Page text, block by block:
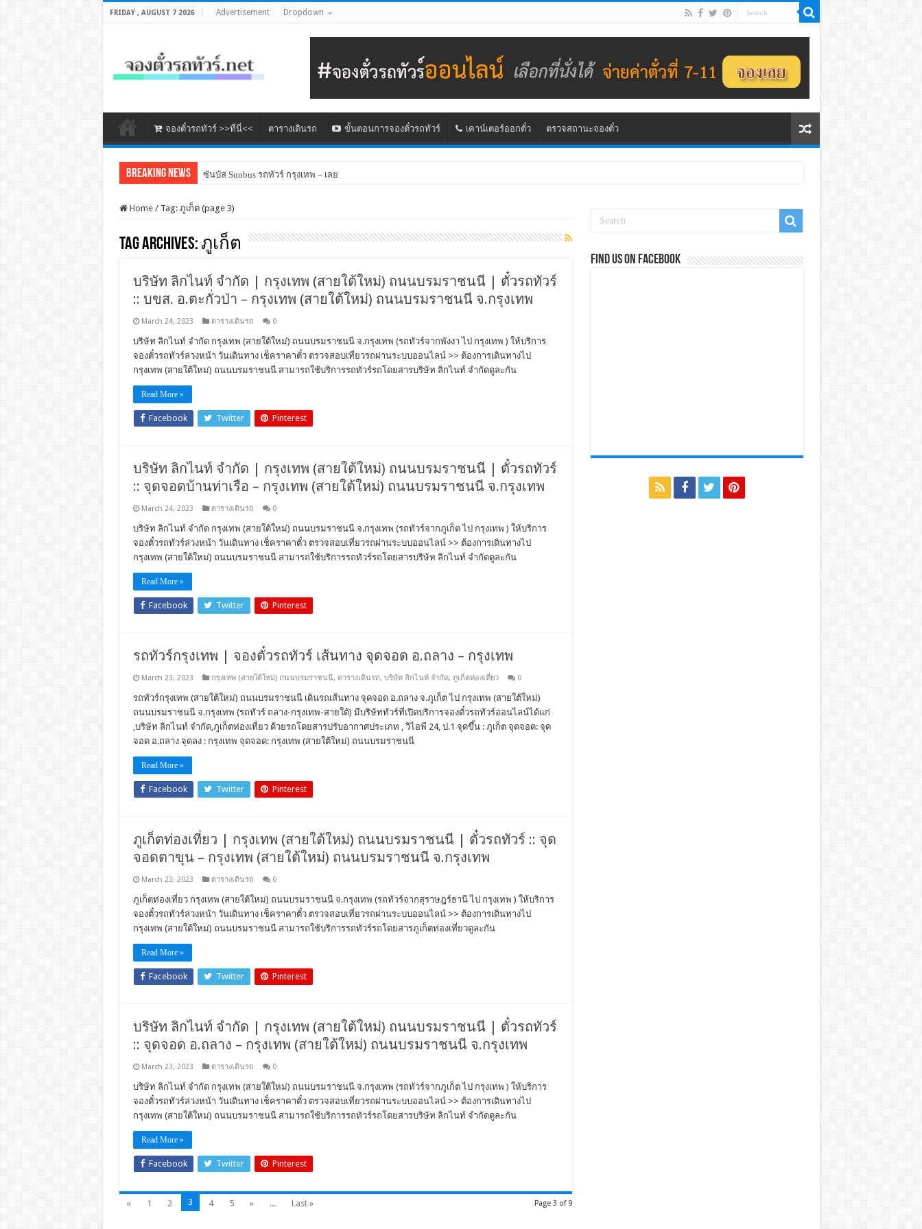
FRIDAY , AUGUST 7 2026 Advertisement Dropdown
จองตั๋วรถทัวร์ >>ที่นี่<< ตารางเดินรถ ขั้นตอนการจองตั๋วรถทัวร์ เคาน์เตอร์ออกตั๋ว ตรวจสถานะจองตั๋ว
Breaking News ซันบัส Sunbus รถทัวร์ กรุงเทพ – เลย
Home / Tag: ภูเก็ต(page 3)
Tag Archives: ภูเก็ต
บริษัท ลิกไนท์ จำกัด | กรุงเทพ (สายใต้ใหม่) ถนนบรมราชนนี | ตั๋วรถทัวร์
:: บขส. อ.ตะกั่วป่า – กรุงเทพ (สายใต้ใหม่) ถนนบรมราชนนี จ.กรุงเทพ
March 24, 2023 ตารางเดินรถ 0
บริษัท ลิกไนท์ จำกัด กรุงเทพ (สายใต้ใหม่) ถนนบรมราชนนี จ.กรุงเทพ (รถทัวร์จากพังงา ไป กรุงเทพ ) ให้บริการ
จองตั๋วรถทัวร์ล่วงหน้า วันเดินทาง เช็คราคาตั๋ว ตรวจสอบเที่ยวรถผ่านระบบออนไลน์ >> ต้องการเดินทางไป
กรุงเทพ (สายใต้ใหม่) ถนนบรมราชนนี สามารถใช้บริการรถทัวร์รถโดยสารบริษัท ลิกไนท์ จำกัดดูละกัน
Read More »
Facebook Twitter Pinterest
บริษัท ลิกไนท์ จำกัด | กรุงเทพ (สายใต้ใหม่) ถนนบรมราชนนี | ตั๋วรถทัวร์
:: จุดจอดบ้านท่าเรือ – กรุงเทพ (สายใต้ใหม่) ถนนบรมราชนนี จ.กรุงเทพ
March 24, 2023 ตารางเดินรถ 0
บริษัท ลิกไนท์ จำกัด กรุงเทพ (สายใต้ใหม่) ถนนบรมราชนนี จ.กรุงเทพ (รถทัวร์จากภูเก็ต ไป กรุงเทพ ) ให้บริการ
จองตั๋วรถทัวร์ล่วงหน้า วันเดินทาง เช็คราคาตั๋ว ตรวจสอบเที่ยวรถผ่านระบบออนไลน์ >> ต้องการเดินทางไป
กรุงเทพ (สายใต้ใหม่) ถนนบรมราชนนี สามารถใช้บริการรถทัวร์รถโดยสารบริษัท ลิกไนท์ จำกัดดูละกัน
Read More »
Facebook Twitter Pinterest
รถทัวร์กรุงเทพ | จองตั๋วรถทัวร์ เส้นทาง จุดจอด อ.ถลาง – กรุงเทพ
March 23, 2023 กรุงเทพ (สายใต้ใหม่) ถนนบรมราชนนี, ตารางเดินรถ, บริษัท ลิกไนท์ จำกัด, ภูเก็ตท่องเที่ยว 0
รถทัวร์กรุงเทพ (สายใต้ใหม่) ถนนบรมราชนนี เดินรถเส้นทาง จุดจอด อ.ถลาง จ.ภูเก็ต ไป กรุงเทพ (สายใต้ใหม่)
ถนนบรมราชนนี จ.กรุงเทพ (รถทัวร์ ถลาง-กรุงเทพ-สายใต้) มีบริษัททัวร์ที่เปิดบริการจองตั๋วรถทัวร์ออนไลน์ได้แก่
,บริษัท ลิกไนท์ จำกัด,ภูเก็ตท่องเที่ยว ด้วยรถโดยสารปรับอากาศประเภท , วิไอพี 24, ป.1 จุดขึ้น : ภูเก็ต จุดจอด: จุด
จอด อ.ถลาง จุดลง : กรุงเทพ จุดจอด: กรุงเทพ (สายใต้ใหม่) ถนนบรมราชนนี
Read More »
Facebook Twitter Pinterest
ภูเก็ตท่องเที่ยว | กรุงเทพ (สายใต้ใหม่) ถนนบรมราชนนี | ตั๋วรถทัวร์ :: จุด
จอดตาขุน – กรุงเทพ (สายใต้ใหม่) ถนนบรมราชนนี จ.กรุงเทพ
March 23, 2023 ตารางเดินรถ 0
ภูเก็ตท่องเที่ยว กรุงเทพ (สายใต้ใหม่) ถนนบรมราชนนี จ.กรุงเทพ (รถทัวร์จากสุราษฎร์ธานี ไป กรุงเทพ ) ให้บริการ
จองตั๋วรถทัวร์ล่วงหน้า วันเดินทาง เช็คราคาตั๋ว ตรวจสอบเที่ยวรถผ่านระบบออนไลน์ >> ต้องการเดินทางไป
กรุงเทพ (สายใต้ใหม่) ถนนบรมราชนนี สามารถใช้บริการรถทัวร์รถโดยสารภูเก็ตท่องเที่ยวดูละกัน
Read More »
Facebook Twitter Pinterest
บริษัท ลิกไนท์ จำกัด | กรุงเทพ (สายใต้ใหม่) ถนนบรมราชนนี | ตั๋วรถทัวร์
:: จุดจอด อ.ถลาง – กรุงเทพ (สายใต้ใหม่) ถนนบรมราชนนี จ.กรุงเทพ
March 23, 2023 ตารางเดินรถ 0
บริษัท ลิกไนท์ จำกัด กรุงเทพ (สายใต้ใหม่) ถนนบรมราชนนี จ.กรุงเทพ (รถทัวร์จากภูเก็ต ไป กรุงเทพ ) ให้บริการ
จองตั๋วรถทัวร์ล่วงหน้า วันเดินทาง เช็คราคาตั๋ว ตรวจสอบเที่ยวรถผ่านระบบออนไลน์ >> ต้องการเดินทางไป
กรุงเทพ (สายใต้ใหม่) ถนนบรมราชนนี สามารถใช้บริการรถทัวร์รถโดยสารบริษัท ลิกไนท์ จำกัดดูละกัน
Read More »
Facebook Twitter Pinterest
Page 3 of 9
« 1 2 3 4 5 » ... Last »
Find us on Facebook